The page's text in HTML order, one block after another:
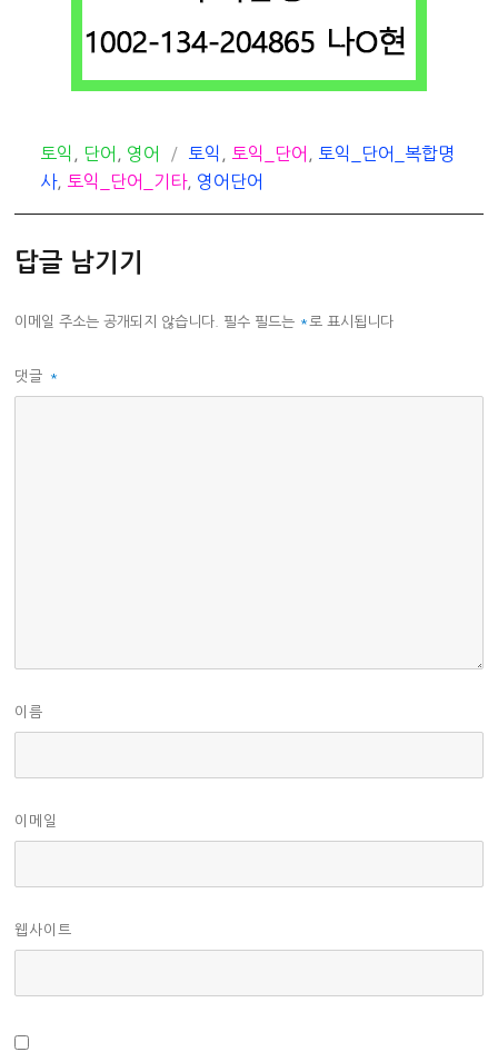
카
테
토익 , 단어 , 영어
태
그
토익 , 토익_단어 , 토익_단어_복합명
사, 토익_단어_기타, 영어단어
답글 남기기
이메일 주소는 공개되지 않습니다. 필수 필드는 *로 표시됩니다
댓글 *
이름
이메일
웹사이트